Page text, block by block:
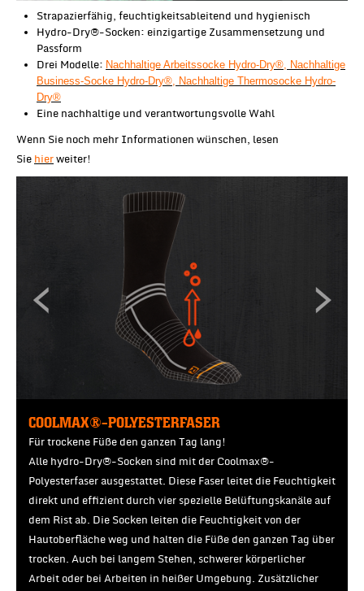
Strapazierfähig, feuchtigkeitsableitend und hygienisch
Hydro-Dry®-Socken: einzigartige Zusammensetzung und
Passform
Drei Modelle: Nachhaltige Arbeitssocke Hydro-Dry® Nachhaltige
Business-Socke Hydro-Dry® Nachhaltige Thermosocke Hydro-
Dry®
Eine nachhaltige und verantwortungsvolle Wahl
Wenn Sie noch mehr Informationen wünschen, lesen
Sie hierweiter!
COOLMAX®-POLYESTERFASER
Für trockene Füße den ganzen Tag lang!
Alle hydro-Dry®-Socken sind mit der Coolmax®-
Polyesterfaser ausgestattet. Diese Faser leitet die Feuchtigkeit
direkt und effizient durch vier spezielle Belüftungskanäle auf
dem Rist ab. Die Socken leiten die Feuchtigkeit von der
Hautoberfläche weg und halten die Füße den ganzen Tag über
trocken. Auch bei langem Stehen, schwerer körperlicher
Arbeit oder bei Arbeiten in heißer Umgebung. Zusätzlicher